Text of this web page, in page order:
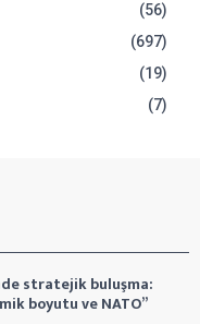
(56)
(697)
(19)
(7)
stratejik buluşma:
boyutu ve NATO”